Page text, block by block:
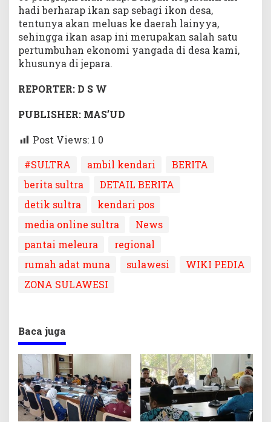
hadi berharap ikan sap sebagi ikon desa,
tentunya akan meluas ke daerah lainyya,
sehingga ikan asap ini merupakan salah satu
pertumbuhan ekonomi yangada di desa kami,
khusunya di jepara.
REPORTER: D S W
PUBLISHER: MAS’UD
Post Views: 1 0
#SULTRA
ambil kendari
BERITA
berita sultra
DETAIL BERITA
detik sultra
kendari pos
media online sultra
News
pantai meleura
regional
rumah adat muna
sulawesi
WIKI PEDIA
ZONA SULAWESI
Baca juga